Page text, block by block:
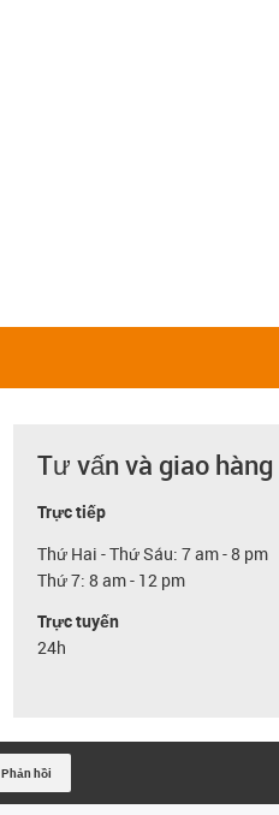
Tư vấn và giao hàng
Trực tiếp
Thứ Hai - Thứ Sáu: 7 am - 8 pm
Thứ 7: 8 am - 12 pm
Trực tuyến
24h
Phản hồi